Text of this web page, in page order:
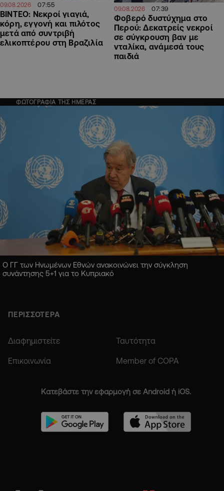
09.08.2026 07:55
ΒΙΝΤΕΟ: Νεκροί γιαγιά,
κόρη, εγγονή και πιλότος
μετά από συντριβή
ελικοπτέρου στη Βραζιλία
09.08.2026 07:39
Φοβερό δυστύχημα στο
Περού: Δεκατρείς νεκροί
σε σύγκρουση βαν με
νταλίκα, ανάμεσά τους
παιδιά
ΦΩΤΟΓΡΑΦΙΑ ΤΗΣ ΗΜΕΡΑΣ
Ο ΓΓ των Ηνωμένων Εθνών ανακοινώνει την σύγκληση
συνάντησης 5+1 για το Κυπριακό
ΠΕΡΙΣΣΟΤΕΡΑ
Διαφημιστείτε Ταυτότητα
Επικοινωνία Member of COPA
Κατεβάστε την εφαρμογή σε Android ή iOS.